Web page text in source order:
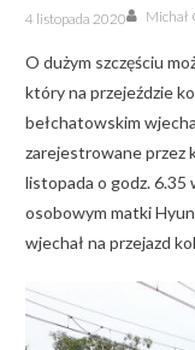
Posted
on
4 listopada 2020 Author
Michał
O dużym szczęściu
który na przejeździe
bełchatowskim
zarejestrowane przez
listopada o godz. 6.35
osobowym matki
wjechał na przejazd